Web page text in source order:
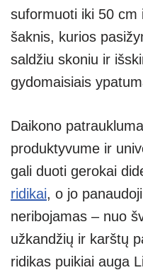
suformuoti iki 50 cm
šaknis, kurios
saldžiu skoniu ir
gydomaisiais
Daikono
produktyvume ir
gali duoti gerokai
ridikai, o jo
neribojamas – nuo
užkandžių ir karštų
ridikas puikiai auga